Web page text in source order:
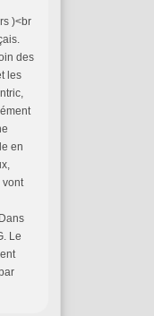
)<br
des
les
en
vont
Le